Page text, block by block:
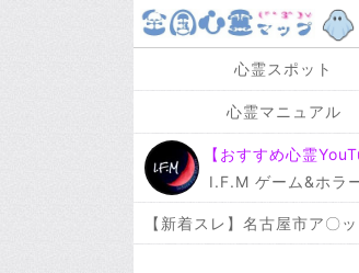
心霊スポット
心霊マニュアル
【おすすめ心霊
I.F.M ゲーム&ホラ
【新着スレ】名古屋市ア〇